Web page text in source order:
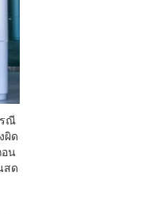
ณี
ผิด
น
สด